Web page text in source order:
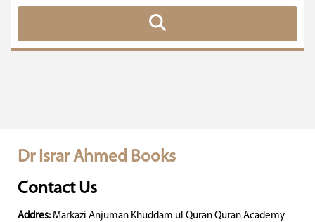
Dr Israr Ahmed Books
Contact Us
Addres: Markazi Anjuman Khuddam ul Quran Quran Academy